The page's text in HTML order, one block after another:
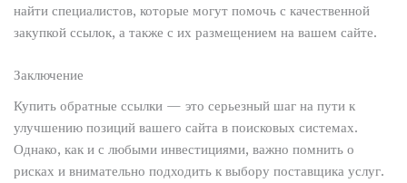
найти специалистов, которые могут помочь с качественной
закупкой ссылок, а также с их размещением на вашем сайте.
Заключение
Купить обратные ссылки — это серьезный шаг на пути к
улучшению позиций вашего сайта в поисковых системах.
Однако, как и с любыми инвестициями, важно помнить о
рисках и внимательно подходить к выбору поставщика услуг.